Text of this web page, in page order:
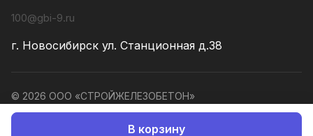
В корзину
100@gbi-9.ru
г. Новосибирск ул. Станционная д.38
© 2026 ООО «СТРОЙЖЕЛЕЗОБЕТОН»